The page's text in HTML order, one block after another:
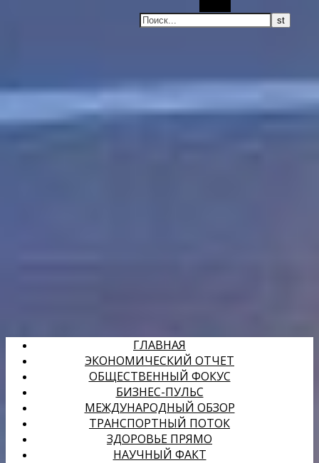
ГЛАВНАЯ
ЭКОНОМИЧЕСКИЙ ОТЧЕТ
ОБЩЕСТВЕННЫЙ ФОКУС
БИЗНЕС-ПУЛЬС
МЕЖДУНАРОДНЫЙ ОБЗОР
ТРАНСПОРТНЫЙ ПОТОК
ЗДОРОВЬЕ ПРЯМО
НАУЧНЫЙ ФАКТ